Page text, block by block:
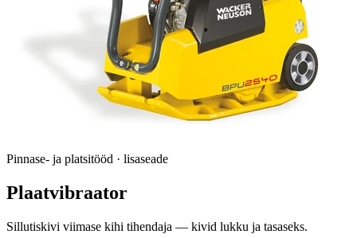
Pinnase- ja platsitööd · lisaseade
Plaatvibraator
Sillutiskivi viimase kihi tihendaja — kivid lukku ja tasaseks.